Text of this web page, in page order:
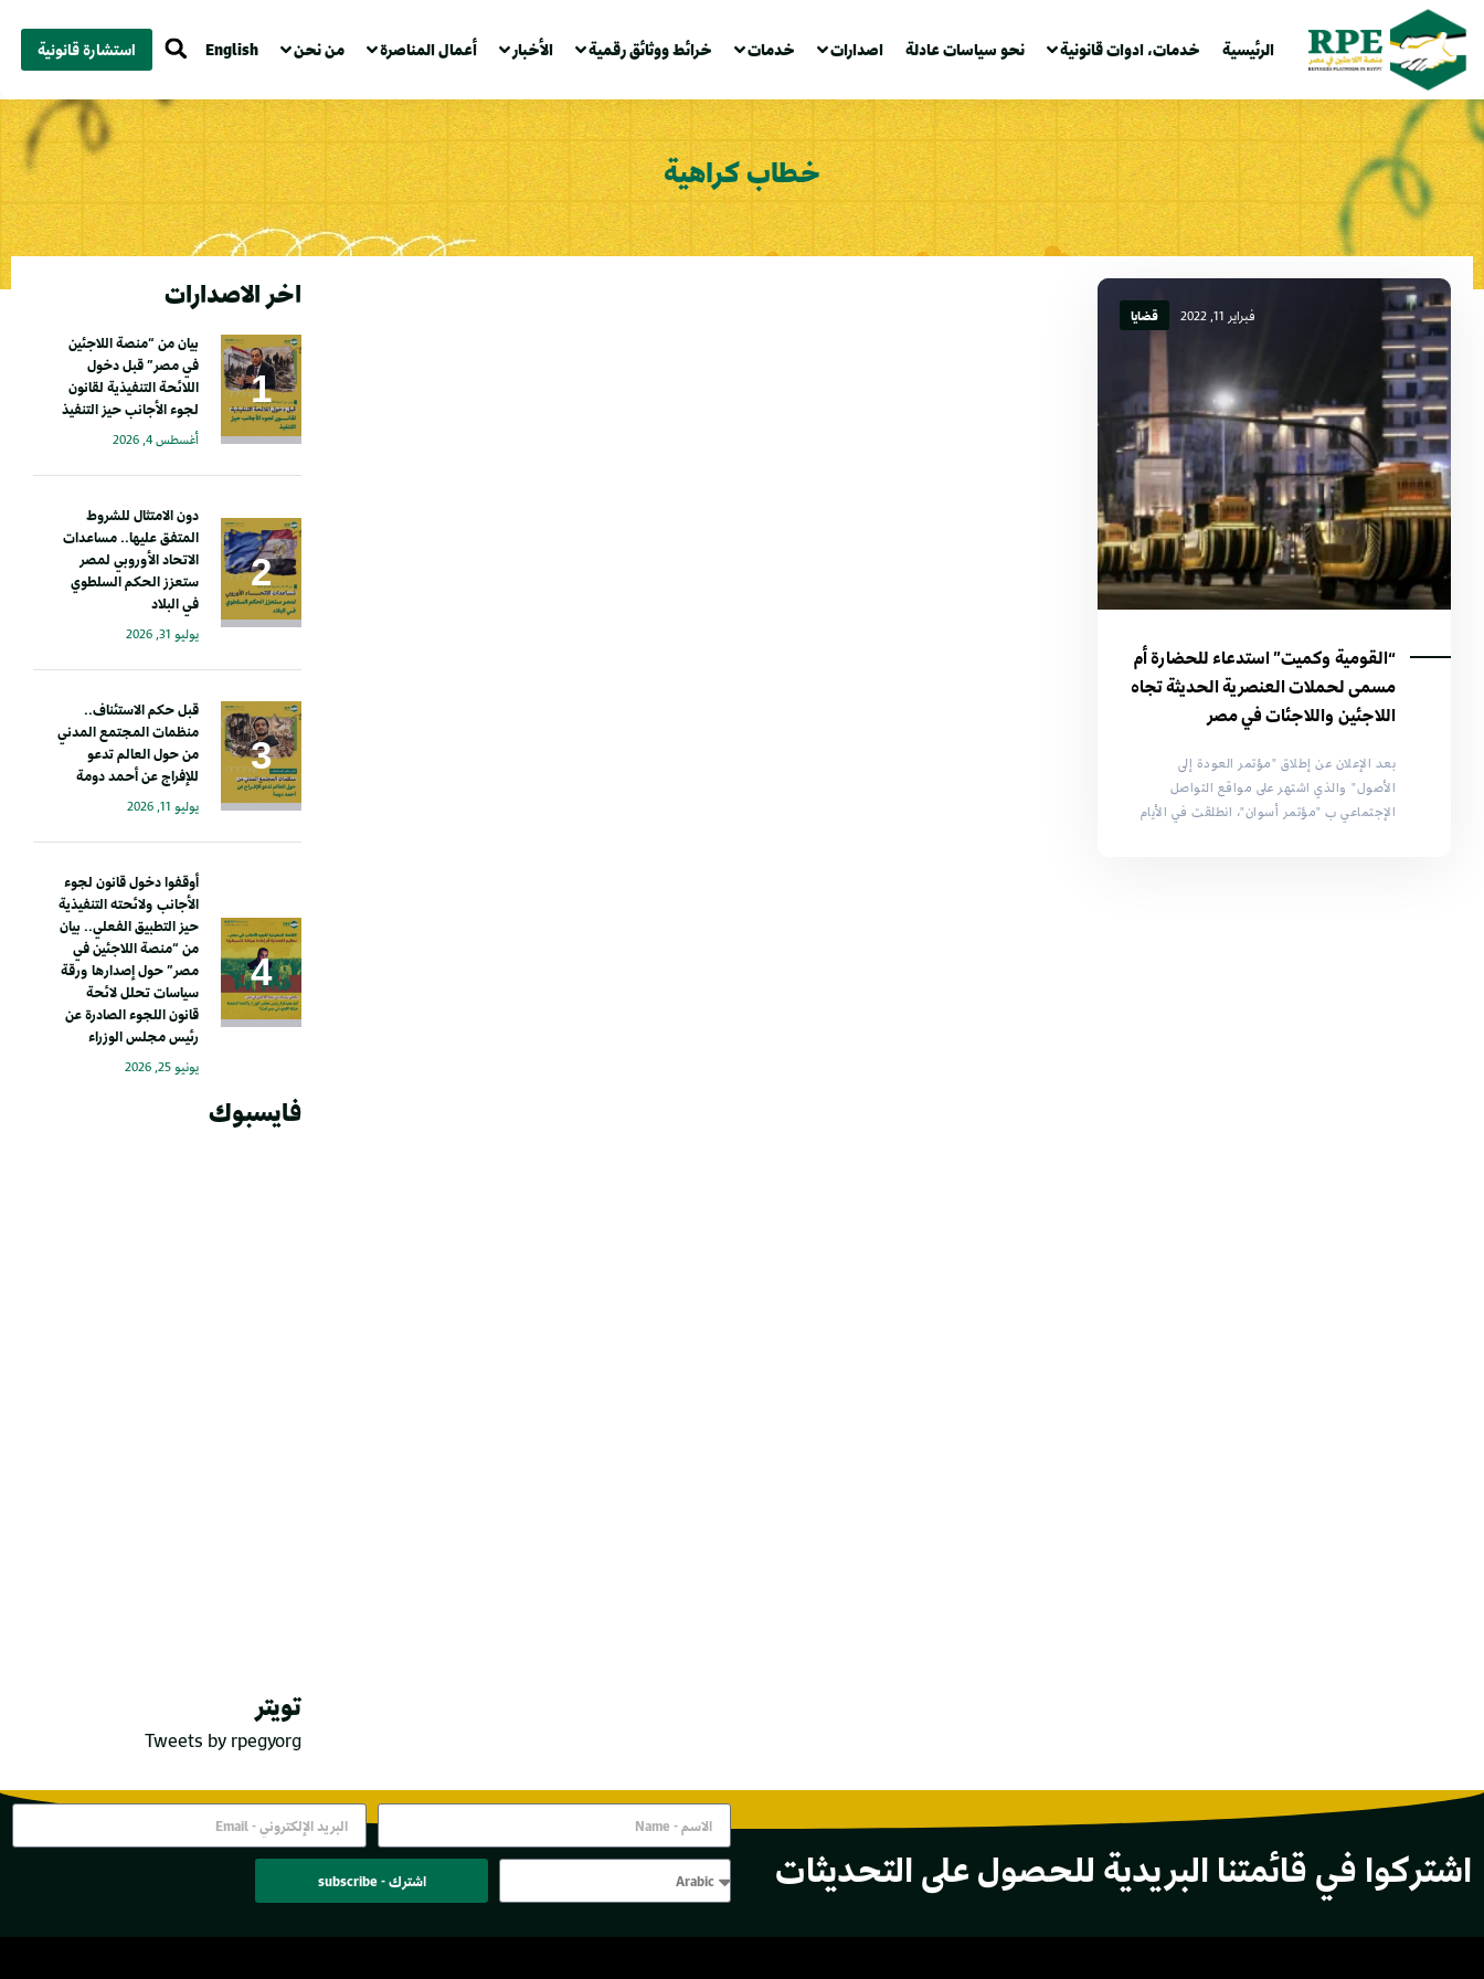
الرئيسية خدمات، ادوات قانونية نحو سياسات عادلة اصدارات خدمات خرائط ووثائق رقمية الأخبار أعمال المناصرة من نحن English استشارة قانونية
خطاب كراهية
فبراير 11, 2022 قضايا
“القومية وكميت” استدعاء للحضارة أم
مسمى لحملات العنصرية الحديثة تجاه
اللاجئين واللاجئات في مصر
بعد الإعلان عن إطلاق "مؤتمر العودة إلى
الأصول" والذي اشتهر على مواقع التواصل
الإجتماعي ب "مؤتمر أسوان"، انطلقت في الأيام
اخر الاصدارات
بيان من “منصة اللاجئين
في مصر” قبل دخول
اللائحة التنفيذية لقانون
لجوء الأجانب حيز التنفيذ
أغسطس 4, 2026
دون الامتثال للشروط
المتفق عليها.. مساعدات
الاتحاد الأوروبي لمصر
ستعزز الحكم السلطوي
في البلاد
يوليو 31, 2026
قبل حكم الاستئناف..
منظمات المجتمع المدني
من حول العالم تدعو
للإفراج عن أحمد دومة
يوليو 11, 2026
أوقفوا دخول قانون لجوء
الأجانب ولائحته التنفيذية
حيز التطبيق الفعلي.. بيان
من “منصة اللاجئين في
مصر” حول إصدارها ورقة
سياسات تحلل لائحة
قانون اللجوء الصادرة عن
رئيس مجلس الوزراء
يونيو 25, 2026
فايسبوك
تويتر
Tweets by rpegyorg
اشتركوا في قائمتنا البريدية للحصول على التحديثات اشترك - subscribe